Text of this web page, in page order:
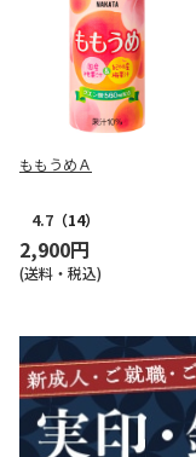
ももうめＡ
4.7 （14）
2,900円
(送料・税込)